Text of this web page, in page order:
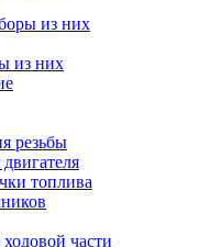
из них
из них
резьбы
топлива
части